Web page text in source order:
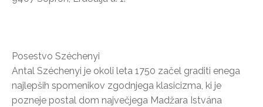
Posestvo Széchenyi
Antal Széchenyi je okoli leta 1750 začel graditi enega
najlepših spomenikov zgodnjega klasicizma, ki je
pozneje postal dom največjega Madžara Istvána